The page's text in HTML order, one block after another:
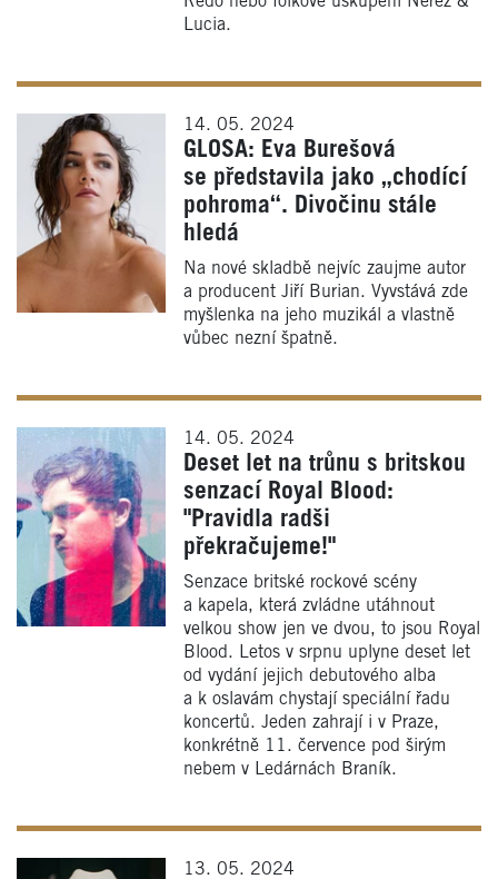
Lucia.
14. 05. 2024
GLOSA: Eva Burešová
se představila jako „chodící
pohroma“. Divočinu stále
hledá
Na nové skladbě nejvíc zaujme autor
a producent Jiří Burian. Vyvstává zde
myšlenka na jeho muzikál a vlastně
vůbec nezní špatně.
14. 05. 2024
Deset let na trůnu s britskou
senzací Royal Blood:
"Pravidla radši
překračujeme!"
Senzace britské rockové scény
a kapela, která zvládne utáhnout
velkou show jen ve dvou, to jsou Royal
Blood. Letos v srpnu uplyne deset let
od vydání jejich debutového alba
a k oslavám chystají speciální řadu
koncertů. Jeden zahrají i v Praze,
konkrétně 11. července pod širým
nebem v Ledárnách Braník.
13. 05. 2024